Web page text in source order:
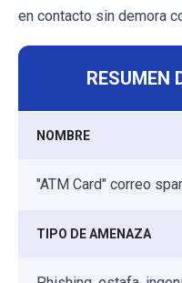
en contacto sin demora
RESUMEN
NOMBRE
"ATM Card" correo
TIPO DE AMENAZA